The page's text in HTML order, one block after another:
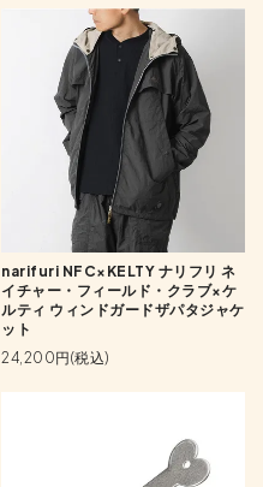
narifuri NFC×KELTY ナリフリ ネ
イチャー・フィールド・クラブ×ケ
ルティ ウィンドガードザパタジャケ
ット
24,200円(税込)